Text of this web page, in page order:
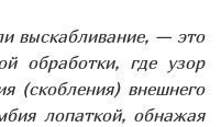
выскабливание, — это
обработки, где узор
(скобления) внешнего
лопаткой, обнажая